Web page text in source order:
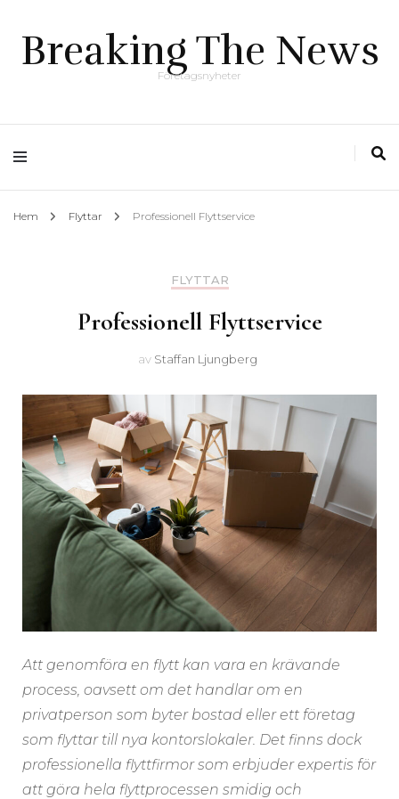
Breaking The News
Företagsnyheter
Hem Flyttar Professionell Flyttservice
FLYTTAR
Professionell Flyttservice
av Staffan Ljungberg
Att genomföra en flytt kan vara en krävande
process, oavsett om det handlar om en
privatperson som byter bostad eller ett företag
som flyttar till nya kontorslokaler. Det finns dock
professionella flyttfirmor som erbjuder expertis för
att göra hela flyttprocessen smidig och